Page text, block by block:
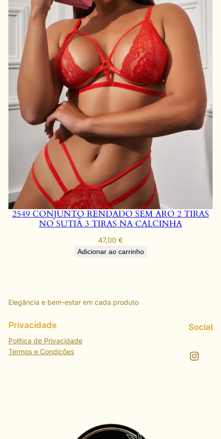
2549 CONJUNTO RENDADO SEM ARO 2 TIRAS
NO SUTIÃ 3 TIRAS NA CALCINHA
47,00 €
Adicionar ao carrinho
Elegância e bem-estar em cada produto
Privacidade
Política de Privacidade
Termos e Condições
Social
Instagram